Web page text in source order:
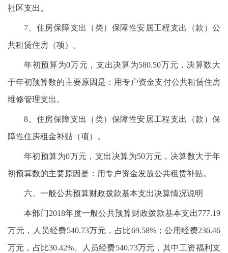
社区支出。
7、住房保障支出（类）保障性安居工程支出（款）公
共租赁住房（项）。
年初预算为0万元，支出决算为580.50万元，决算数大
于年初预算数的主要原因是：用专户资金支付公共租赁住房
维修管理支出。
8、住房保障支出（类）保障性安居工程支出（款）保
障性住房租金补贴（项）。
年初预算为0万元，支出决算为50万元，决算数大于年
初预算数的主要原因是：用专户资金发放公共租赁补贴。
六、一般公共预算财政拨款基本支出决算情况说明
本部门2018年度一般公共预算财政拨款基本支出777.19
万元，人员经费540.73万元，占比69.58%；公用经费236.46
万元，占比30.42%。人员经费540.73万元，其中工资福利支